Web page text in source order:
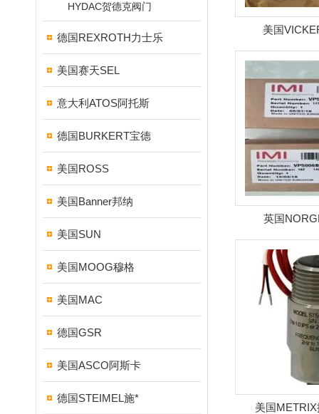
HYDAC贺德克阀门
德国REXROTH力士乐
美国赛天SEL
意大利ATOS阿托斯
德国BURKERT宝德
美国ROSS
美国Banner邦纳
美国SUN
美国MOOG穆格
美国MAC
德国GSR
美国ASCO阿斯卡
德国STEIMEL施*
美国
英国
美国